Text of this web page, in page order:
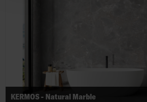
KERMOS - Natural Marble